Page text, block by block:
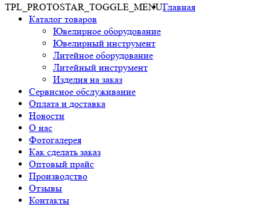
TPL_PROTOSTAR_TOGGLE_MENUГлавная
Каталог товаров
Ювелирное оборудование
Ювелирный инструмент
Литейное оборудование
Литейный инструмент
Изделия на заказ
Сервисное обслуживание
Оплата и доставка
Новости
О нас
Фотогалерея
Как сделать заказ
Оптовый прайс
Производство
Отзывы
Контакты